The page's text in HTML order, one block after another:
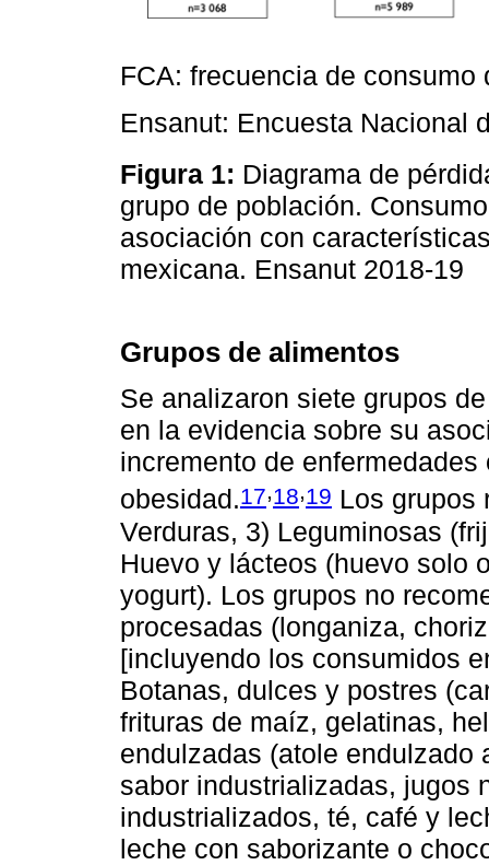
FCA: frecuencia de consumo
Ensanut: Encuesta Nacional
Figura 1: Diagrama de
grupo de población.
asociación con
mexicana. Ensanut 2018-19
Grupos de alimentos
Se analizaron siete grupos
en la evidencia sobre su
incremento de
obesidad.17,18,19 Los grupos
Verduras, 3) Leguminosas
Huevo y lácteos (huevo solo
yogurt). Los grupos no
procesadas (longaniza,
[incluyendo los consumidos
Botanas, dulces y postres
frituras de maíz, gelatinas,
endulzadas (atole endulzado
sabor industrializadas, jugos
industrializados, té, café y
leche con saborizante o